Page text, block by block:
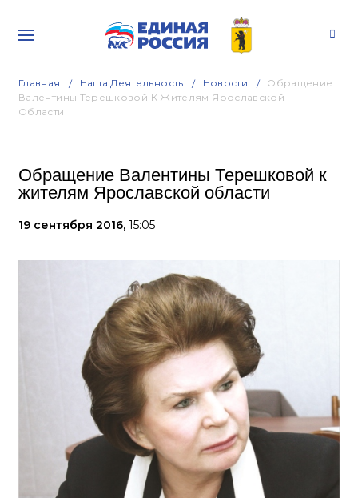
Главная Наша Деятельность Новости
Обращение
Валентины Терешковой К Жителям Ярославской
Области
Обращение Валентины Терешковой к
жителям Ярославской области
19 сентября 2016, 15:05